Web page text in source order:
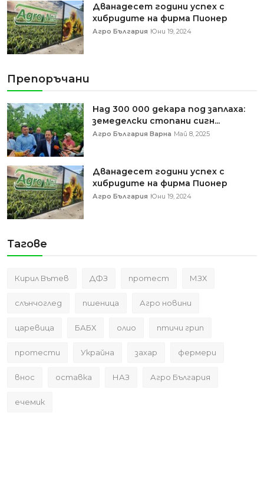
Дванадесет години успех с
хибридите на фирма Пионер
Агро България Юни 19, 2024
Препоръчани
Над 300 000 декара под заплаха:
земеделски стопани сигн...
Агро България Варна Май 8, 2025
Дванадесет години успех с
хибридите на фирма Пионер
Агро България Юни 19, 2024
Тагове
Кирил Вътев ДФЗ протест МЗХ
слънчоглед пшеница Агро новини
царевица БАБХ олио птичи грип
протести Украйна захар фермери
внос оставка НАЗ Агро България
ечемик